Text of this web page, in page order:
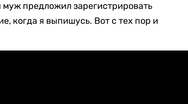
предложил зарегистрировать
когда я выпишусь. Вот с тех пор и